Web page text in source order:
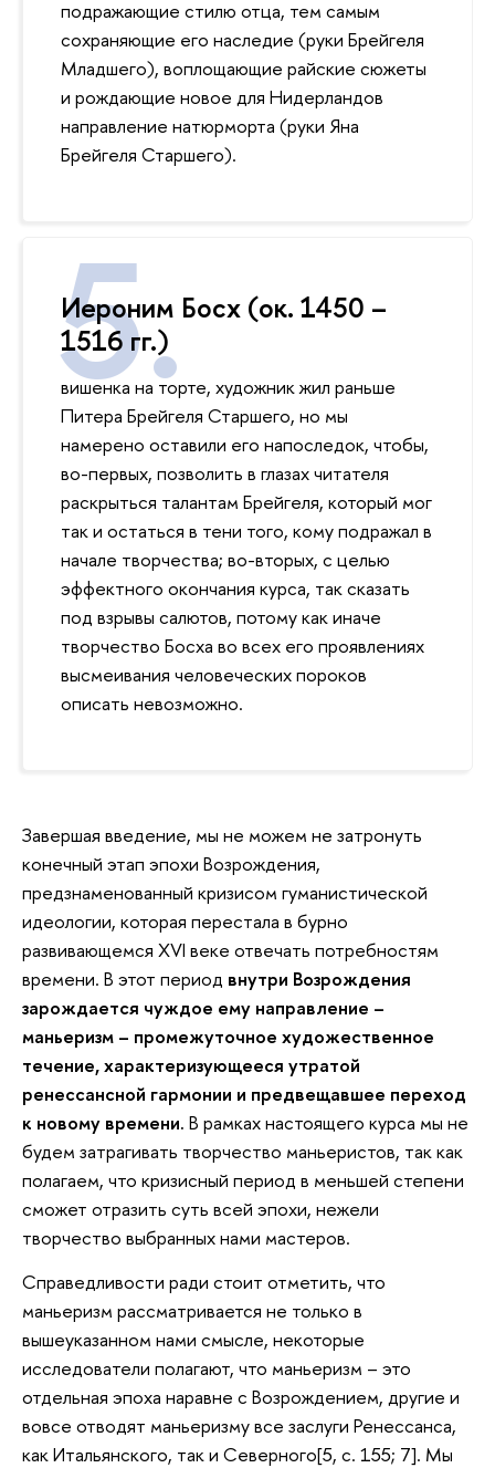
подражающие стилю отца, тем самым
сохраняющие его наследие (руки Брейгеля
Младшего), воплощающие райские сюжеты
и рождающие новое для Нидерландов
направление натюрморта (руки Яна
Брейгеля Старшего).
Иероним Босх (ок. 1450 –
1516 гг.)
вишенка на торте, художник жил раньше
Питера Брейгеля Старшего, но мы
намерено оставили его напоследок, чтобы,
во-первых, позволить в глазах читателя
раскрыться талантам Брейгеля, который мог
так и остаться в тени того, кому подражал в
начале творчества; во-вторых, с целью
эффектного окончания курса, так сказать
под взрывы салютов, потому как иначе
творчество Босха во всех его проявлениях
высмеивания человеческих пороков
описать невозможно.
Завершая введение, мы не можем не затронуть
конечный этап эпохи Возрождения,
предзнаменованный кризисом гуманистической
идеологии, которая перестала в бурно
развивающемся XVI веке отвечать потребностям
времени. В этот период внутри Возрождения
зарождается чуждое ему направление –
маньеризм – промежуточное художественное
течение, характеризующееся утратой
ренессансной гармонии и предвещавшее переход
к новому времени. В рамках настоящего курса мы не
будем затрагивать творчество маньеристов, так как
полагаем, что кризисный период в меньшей степени
сможет отразить суть всей эпохи, нежели
творчество выбранных нами мастеров.
Справедливости ради стоит отметить, что
маньеризм рассматривается не только в
вышеуказанном нами смысле, некоторые
исследователи полагают, что маньеризм – это
отдельная эпоха наравне с Возрождением, другие и
вовсе отводят маньеризму все заслуги Ренессанса,
как Итальянского, так и Северного[5, с. 155; 7]. Мы